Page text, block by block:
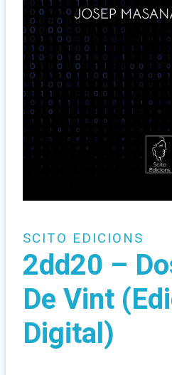
SCITO EDICIONS
2dd20 –
De Vint
Digital)